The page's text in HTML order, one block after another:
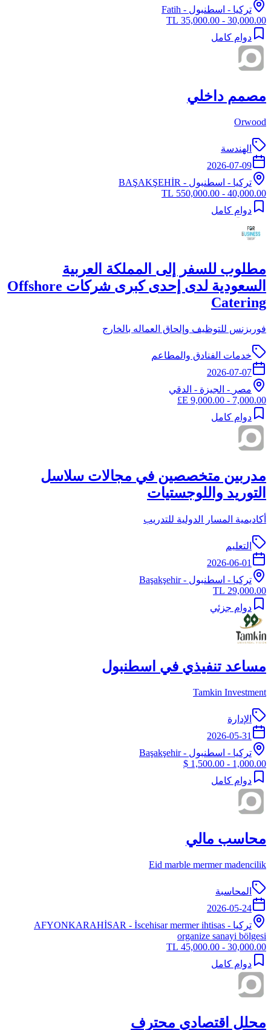
تركيا - اسطنبول - Fatih
30,000.00 - 35,000.00 TL
دوام كامل
مصمم داخلي
Orwood
الهندسة
2026-07-09
تركيا - اسطنبول - BAŞAKŞEHİR
40,000.00 - 550,000.00 TL
دوام كامل
مطلوب للسفر إلى المملكة العربية
السعودية لدى إحدى كبرى شركات Offshore
Catering
فوربزنس للتوظيف وإلحاق العماله بالخارج
خدمات الفنادق والمطاعم
2026-07-07
مصر - الجيزة - الدقي
7,000.00 - 9,000.00 E£
دوام كامل
مدربين متخصصين في مجالات سلاسل
التوريد واللوجستيات
أكاديمية المسار الدولية للتدريب
التعليم
2026-06-01
تركيا - اسطنبول - Başakşehir
29,000.00 TL
دوام جزئي
مساعد تنفيذي في اسطنبول
Tamkin Investment
الإدارة
2026-05-31
تركيا - اسطنبول - Başakşehir
1,000.00 - 1,500.00 $
دوام كامل
محاسب مالي
Eid marble mermer madencilik
المحاسبة
2026-05-24
تركيا -
AFYONKARAHİSAR - İscehisar mermer ihtisas
organize sanayi bölgesi
30,000.00 - 45,000.00 TL
دوام كامل
محلل اقتصادي محترف